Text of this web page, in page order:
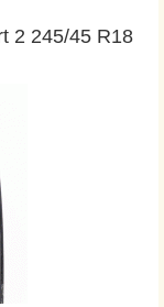
2 245/45 R18